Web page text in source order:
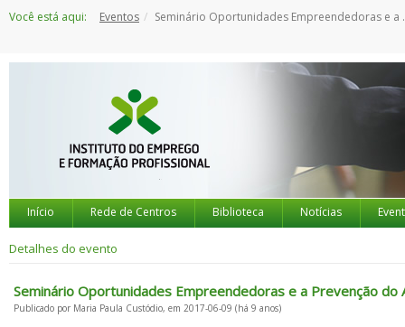
paraVocê está aqui: Eventos Seminário Oportunidades Empreendedoras e a Prevenção do Assédio Sexual no Trabalho
Início Rede de Centros Biblioteca Notícias
Detalhes do evento
Seminário Oportunidades Empreendedoras e a Prevenção do
Publicado por Maria Paula Custódio, em 2017-06-09 (há 9 anos)